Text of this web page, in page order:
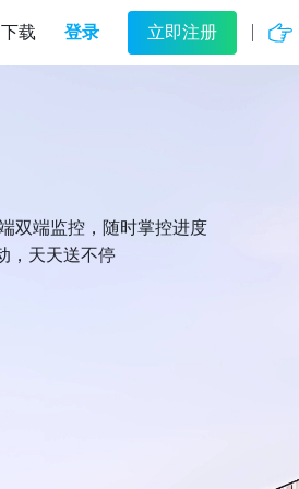
下载 登录 立即注册
双端监控，随时掌控进度
，天天送不停